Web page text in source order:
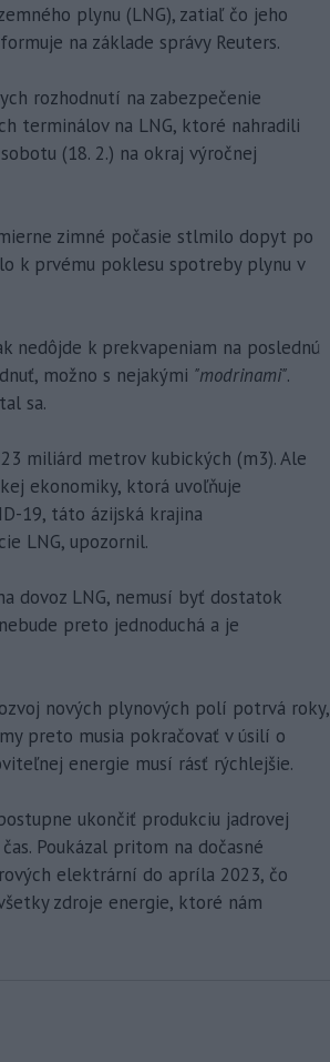
plynu (LNG), zatiaľ čo jeho
na základe správy Reuters.
rozhodnutí na zabezpečenie
terminálov na LNG, ktoré nahradili
(18. 2.) na okraj výročnej
zimné počasie stlmilo dopyt po
k prvému poklesu spotreby plynu v
nedôjde k prekvapeniam na poslednú
možno s nejakými "modrinami".
sa.
miliárd metrov kubických (m3). Ale
ekonomiky, ktorá uvoľňuje
19, táto ázijská krajina
LNG, upozornil.
dovoz LNG, nemusí byť dostatok
preto jednoduchá a je
nových plynových polí potrvá roky,
preto musia pokračovať v úsilí o
energie musí rásť rýchlejšie.
ukončiť produkciu jadrovej
Poukázal pritom na dočasné
elektrární do apríla 2023, čo
zdroje energie, ktoré nám